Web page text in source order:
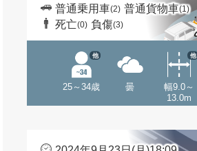
普通乗用車(2) 普通貨物車(1)
死亡(0) 負傷(3)
25～34歳
他
曇
幅9.0～
13.0m
他